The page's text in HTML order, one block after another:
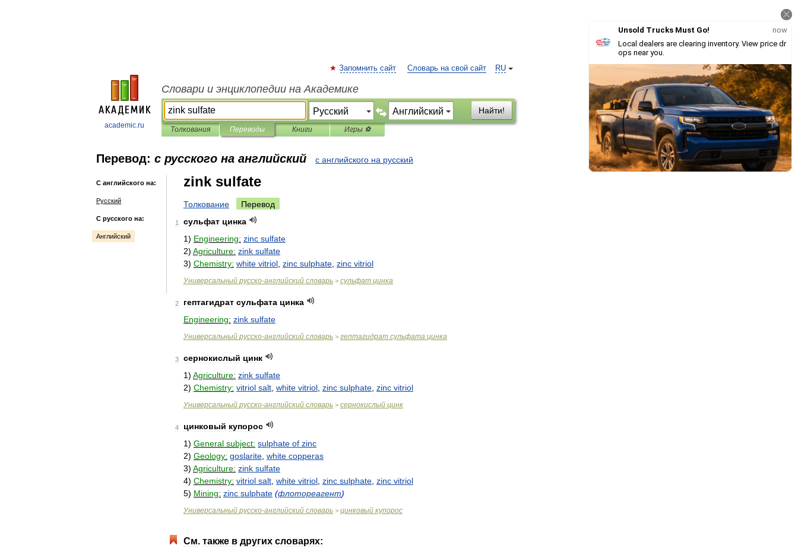
academic.ru
RU
Запомнить сайт Словарь на свой сайт
Словари и энциклопедии на Академике
Найти!
Толкования Переводы Книги Игры ⚽
Перевод: с русского на английский с английского на русский
С английского на:
Русский
С русского на:
Английский
zink sulfate
Толкование Перевод
1 сульфат цинка
1) Engineering: zinc sulfate
2) Agriculture: zink sulfate
3) Chemistry: white vitriol zinc sulphate zinc vitriol
Универсальный русско-английский словарь > сульфат цинка
2 гептагидрат сульфата цинка
Engineering: zink sulfate
Универсальный русско-английский словарь > гептагидрат сульфата цинка
3 сернокислый цинк
1) Agriculture: zink sulfate
2) Chemistry: vitriol salt white vitriol zinc sulphate zinc vitriol
Универсальный русско-английский словарь > сернокислый цинк
4 цинковый купорос
1) General subject: sulphate of zinc
2) Geology: goslarite white copperas
3) Agriculture: zink sulfate
4) Chemistry: vitriol salt white vitriol zinc sulphate zinc vitriol
5) Mining: zinc sulphate (флотореагент)
Универсальный русско-английский словарь > цинковый купорос
См. также в других словарях: